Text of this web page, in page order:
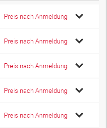
Preis nach Anmeldung
Preis nach Anmeldung
Preis nach Anmeldung
Preis nach Anmeldung
Preis nach Anmeldung